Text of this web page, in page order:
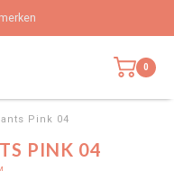
0
Pink 04
PINK 04